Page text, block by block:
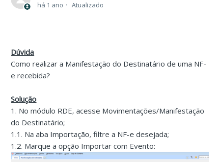
há 1 ano Atualizado
Dúvida
Como realizar a Manifestação do Destinatário de uma NF-
e recebida?
Solução
1. No módulo RDE, acesse Movimentações/Manifestação
do Destinatário;
1.1. Na aba Importação, filtre a NF-e desejada;
1.2. Marque a opção Importar com Evento: